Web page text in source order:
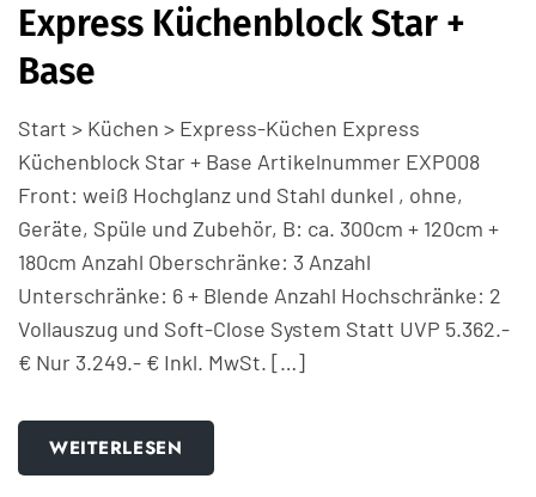
Express Küchenblock Star +
Base
Start > Küchen > Express-Küchen Express
Küchenblock Star + Base Artikelnummer EXP008
Front: weiß Hochglanz und Stahl dunkel , ohne,
Geräte, Spüle und Zubehör, B: ca. 300cm + 120cm +
180cm Anzahl Oberschränke: 3 Anzahl
Unterschränke: 6 + Blende Anzahl Hochschränke: 2
Vollauszug und Soft-Close System Statt UVP 5.362.-
€ Nur 3.249.- € Inkl. MwSt. […]
WEITERLESEN